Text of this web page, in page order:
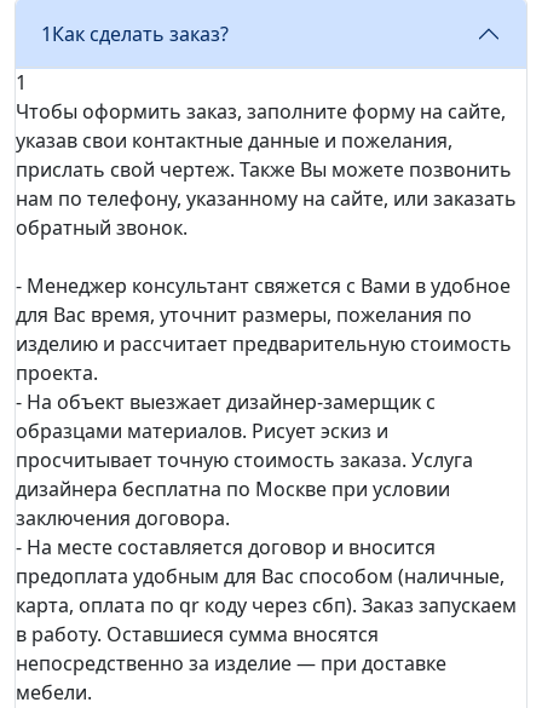
1Как сделать заказ?
1
Чтобы оформить заказ, заполните форму на сайте,
указав свои контактные данные и пожелания,
прислать свой чертеж. Также Вы можете позвонить
нам по телефону, указанному на сайте, или заказать
обратный звонок.
- Менеджер консультант свяжется с Вами в удобное
для Вас время, уточнит размеры, пожелания по
изделию и рассчитает предварительную стоимость
проекта.
- На объект выезжает дизайнер-замерщик с
образцами материалов. Рисует эскиз и
просчитывает точную стоимость заказа. Услуга
дизайнера бесплатна по Москве при условии
заключения договора.
- На месте составляется договор и вносится
предоплата удобным для Вас способом (наличные,
карта, оплата по qr коду через сбп). Заказ запускаем
в работу. Оставшиеся сумма вносятся
непосредственно за изделие — при доставке
мебели.